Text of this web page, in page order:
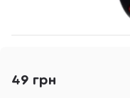
49 грн